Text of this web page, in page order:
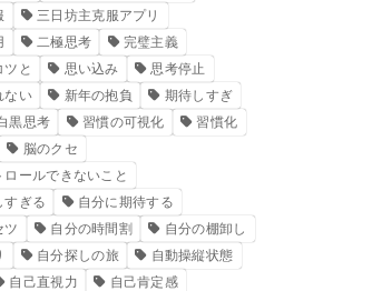
三日坊主克服アプリ
二極思考
完璧主義
と
思い込み
思考停止
ない
新年の抱負
期待しすぎ
黒思考 習慣の可視化
習慣化
脳のクセ
ロールできないこと
すぎる
自分に期待する
ツ
自分の時間割
自分の棚卸し
自分探しの旅
自動操縦状態
自己直視力 自己肯定感